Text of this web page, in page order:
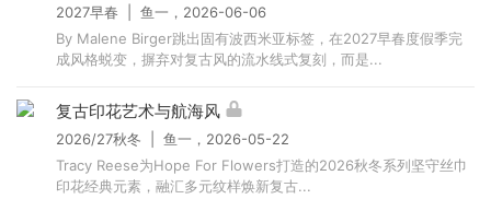
2027早春 | 鱼一，2026-06-06
By Malene Birger跳出固有波西米亚标签，在2027早春度假季完
成风格蜕变，摒弃对复古风的流水线式复刻，而是...
复古印花艺术与航海风
2026/27秋冬 | 鱼一，2026-05-22
Tracy Reese为Hope For Flowers打造的2026秋冬系列坚守丝巾
印花经典元素，融汇多元纹样焕新复古...